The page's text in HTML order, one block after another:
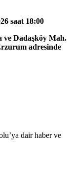
saat 18:00
ve Dadaşköy Mah.
adresinde
dair haber ve